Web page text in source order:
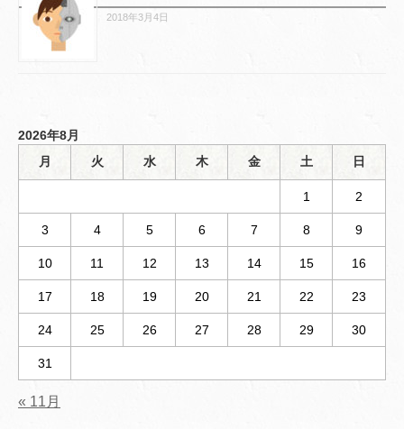
2018年3月4日
2026年8月
月
火 水 木 金 土 日
1 2
3 4 5 6 7 8 9
10 11 12 13 14 15 16
17 18 19 20 21 22 23
24 25 26 27 28 29 30
31
« 11月